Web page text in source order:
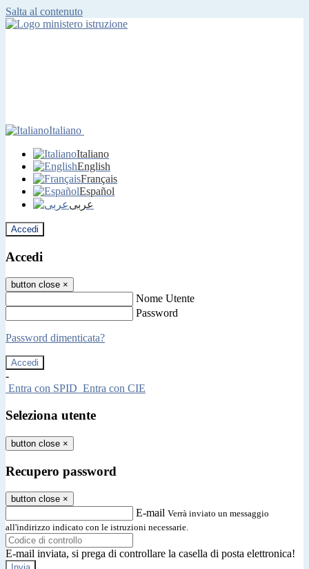
Salta al contenuto
Italiano
Italiano
English
Français
Español
عربى
Accedi
Accedi
button close ×
Nome Utente
Password
Password dimenticata?
-
Entra con SPID Entra con CIE
Seleziona utente
button close ×
Recupero password
button close ×
E-mail Verrà inviato un messaggio
all'indirizzo indicato con le istruzioni necessarie.
E-mail inviata, si prega di controllare la casella di posta elettronica!